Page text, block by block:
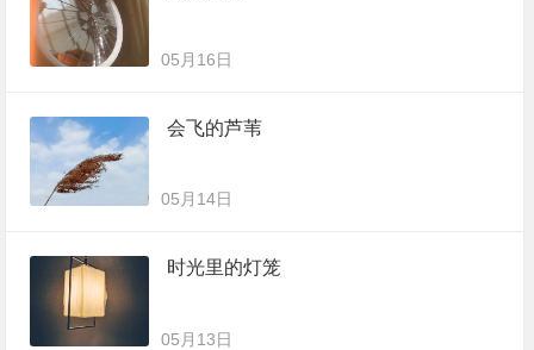
05月16日
会飞的芦苇
05月14日
时光里的灯笼
05月13日